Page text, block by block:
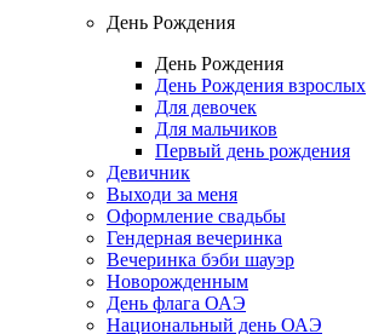
День Рождения
День Рождения
День Рождения взрослых
Для девочек
Для мальчиков
Первый день рождения
Девичник
Выходи за меня
Оформление свадьбы
Гендерная вечеринка
Вечеринка бэби шауэр
Новорожденным
День флага ОАЭ
Национальный день ОАЭ